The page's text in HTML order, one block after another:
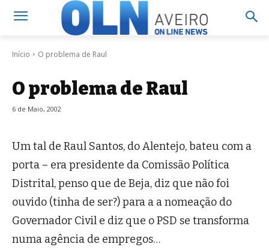
Início O problema de Raul
O problema de Raul
6 de Maio, 2002
Um tal de Raul Santos, do Alentejo, bateu com a
porta – era presidente da Comissão Política
Distrital, penso que de Beja, diz que não foi
ouvido (tinha de ser?) para a a nomeação do
Governador Civil e diz que o PSD se transforma
numa agência de empregos…